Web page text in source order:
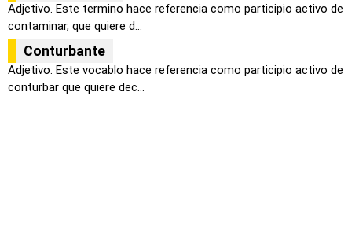
Adjetivo. Este termino hace referencia como participio activo de
contaminar, que quiere d...
Conturbante
Adjetivo. Este vocablo hace referencia como participio activo de
conturbar que quiere dec...